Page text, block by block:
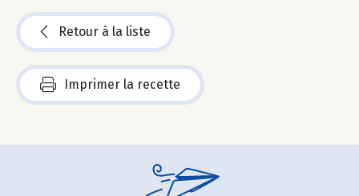
Retour à la liste
Imprimer la recette